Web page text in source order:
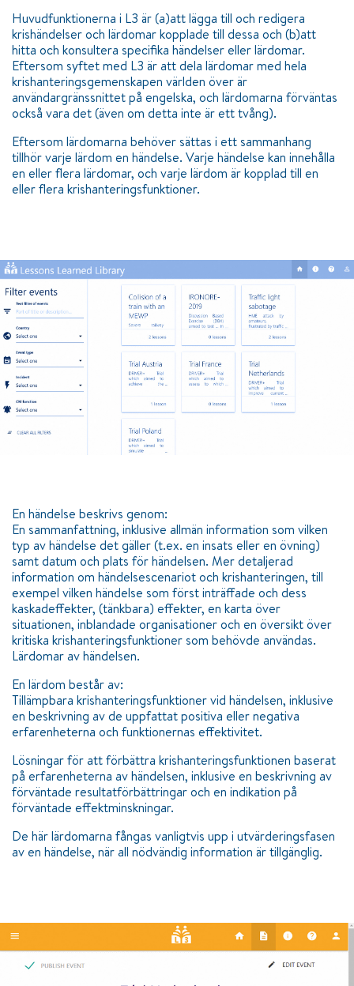
Huvudfunktionerna i L3 är (a)att lägga till och redigera
krishändelser och lärdomar kopplade till dessa och (b)att
hitta och konsultera specifika händelser eller lärdomar.
Eftersom syftet med L3 är att dela lärdomar med hela
krishanteringsgemenskapen världen över är
användargränssnittet på engelska, och lärdomarna förväntas
också vara det (även om detta inte är ett tvång).
Eftersom lärdomarna behöver sättas i ett sammanhang
tillhör varje lärdom en händelse. Varje händelse kan innehålla
en eller flera lärdomar, och varje lärdom är kopplad till en
eller flera krishanteringsfunktioner.
En händelse beskrivs genom:
En sammanfattning, inklusive allmän information som vilken
typ av händelse det gäller (t.ex. en insats eller en övning)
samt datum och plats för händelsen. Mer detaljerad
information om händelsescenariot och krishanteringen, till
exempel vilken händelse som först inträffade och dess
kaskadeffekter, (tänkbara) effekter, en karta över
situationen, inblandade organisationer och en översikt över
kritiska krishanteringsfunktioner som behövde användas.
Lärdomar av händelsen.
En lärdom består av:
Tillämpbara krishanteringsfunktioner vid händelsen, inklusive
en beskrivning av de uppfattat positiva eller negativa
erfarenheterna och funktionernas effektivitet.
Lösningar för att förbättra krishanteringsfunktionen baserat
på erfarenheterna av händelsen, inklusive en beskrivning av
förväntade resultatförbättringar och en indikation på
förväntade effektminskningar.
De här lärdomarna fångas vanligtvis upp i utvärderingsfasen
av en händelse, när all nödvändig information är tillgänglig.